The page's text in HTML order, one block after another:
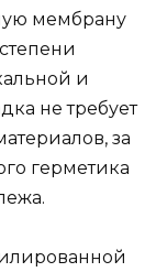
мембрану
и
не требует
за
герметика